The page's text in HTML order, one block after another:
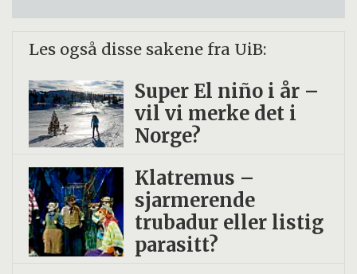
Les også disse sakene fra UiB:
Super El niño i år –
vil vi merke det i
Norge?
Klatremus –
sjarmerende
trubadur eller listig
parasitt?